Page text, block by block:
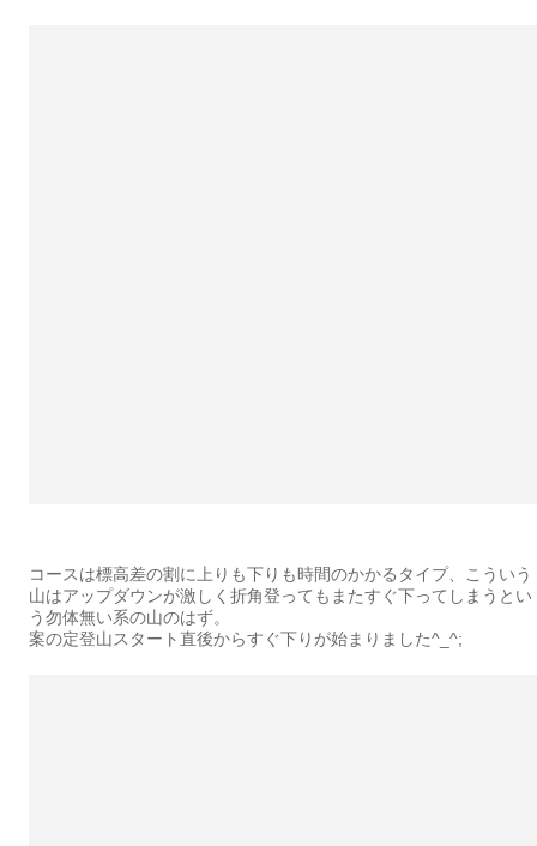
コースは標高差の割に上りも下りも時間のかかるタイプ、こういう
山はアップダウンが激しく折角登ってもまたすぐ下ってしまうとい
う勿体無い系の山のはず。
案の定登山スタート直後からすぐ下りが始まりました^_^;